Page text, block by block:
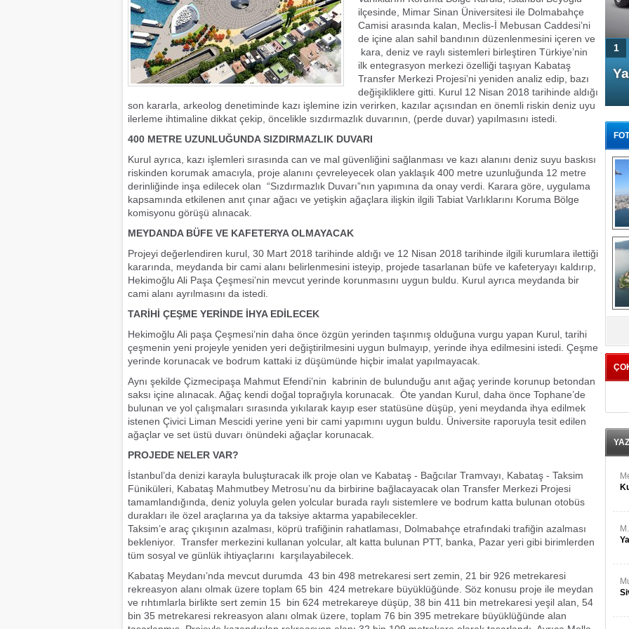
ilçesinde, Mimar Sinan Üniversitesi ile Dolmabahçe
Camisi arasında kalan, Meclis-İ Mebusan Caddesi’ni
de içine alan sahil bandının düzenlenmesini içeren ve
kara, deniz ve raylı sistemleri birleştiren Türkiye’nin
ilk entegrasyon merkezi özelliği taşıyan Kabataş
Transfer Merkezi Projesi’ni yeniden analiz edip, bazı
değişikliklere gitti. Kurul 12 Nisan 2018 tarihinde aldığı
son kararla, arkeolog denetiminde kazı işlemine izin verirken, kazılar açısından en önemli riskin deniz uyu
ilerleme ihtimaline dikkat çekip, öncelikle sızdırmazlık duvarının, (perde duvar) yapılmasını istedi.
400 METRE UZUNLUĞUNDA SIZDIRMAZLIK DUVARI
Kurul ayrıca, kazı işlemleri sırasında can ve mal güvenliğini sağlanması ve kazı alanını deniz suyu baskısı
riskinden korumak amacıyla, proje alanını çevreleyecek olan yaklaşık 400 metre uzunluğunda 12 metre
derinliğinde inşa edilecek olan “Sızdırmazlık Duvarı”nın yapımına da onay verdi. Karara göre, uygulama
kapsamında etkilenen anıt çınar ağacı ve yetişkin ağaçlara ilişkin ilgili Tabiat Varlıklarını Koruma Bölge
komisyonu görüşü alınacak.
MEYDANDA BÜFE VE KAFETERYA OLMAYACAK
Projeyi değerlendiren kurul, 30 Mart 2018 tarihinde aldığı ve 12 Nisan 2018 tarihinde ilgili kurumlara ilettiği
kararında, meydanda bir cami alanı belirlenmesini isteyip, projede tasarlanan büfe ve kafeteryayı kaldırıp,
Hekimoğlu Ali Paşa Çeşmesi’nin mevcut yerinde korunmasını uygun buldu. Kurul ayrıca meydanda bir
cami alanı ayrılmasını da istedi.
TARİHİ ÇEŞME YERİNDE İHYA EDİLECEK
Hekimoğlu Ali paşa Çeşmesi’nin daha önce özgün yerinden taşınmış olduğuna vurgu yapan Kurul, tarihi
çeşmenin yeni projeyle yeniden yeri değiştirilmesini uygun bulmayıp, yerinde ihya edilmesini istedi. Çeşme
yerinde korunacak ve bodrum kattaki iz düşümünde hiçbir imalat yapılmayacak.
Aynı şekilde Çizmecipaşa Mahmut Efendi’nin kabrinin de bulunduğu anıt ağaç yerinde korunup betondan
saksı içine alınacak. Ağaç kendi doğal toprağıyla korunacak. Öte yandan Kurul, daha önce Tophane’de
bulunan ve yol çalışmaları sırasında yıkılarak kayıp eser statüsüne düşüp, yeni meydanda ihya edilmek
istenen Çivici Liman Mescidi yerine yeni bir cami yapımını uygun buldu. Üniversite raporuyla tesit edilen
ağaçlar ve set üstü duvarı önündeki ağaçlar korunacak.
PROJEDE NELER VAR?
İstanbul’da denizi karayla buluşturacak ilk proje olan ve Kabataş - Bağcılar Tramvayı, Kabataş - Taksim
Füniküleri, Kabataş Mahmutbey Metrosu’nu da birbirine bağlacayacak olan Transfer Merkezi Projesi
tamamlandığında, deniz yoluyla gelen yolcular burada raylı sistemlere ve bodrum katta bulunan otobüs
durakları ile özel araçlarına ya da taksiye aktarma yapabilecekler.
Taksim’e araç çıkışının azalması, köprü trafiğinin rahatlaması, Dolmabahçe etrafındaki trafiğin azalması
bekleniyor. Transfer merkezini kullanan yolcular, alt katta bulunan PTT, banka, Pazar yeri gibi birimlerden
tüm sosyal ve günlük ihtiyaçlarını karşılayabilecek.
Kabataş Meydanı’nda mevcut durumda 43 bin 498 metrekaresi sert zemin, 21 bir 926 metrekaresi
rekreasyon alanı olmak üzere toplam 65 bin 424 metrekare büyüklüğünde. Söz konusu proje ile meydan
ve rıhtımlarla birlikte sert zemin 15 bin 624 metrekareye düşüp, 38 bin 411 bin metrekaresi yeşil alan, 54
bin 35 metrekaresi rekreasyon alanı olmak üzere, toplam 76 bin 395 metrekare büyüklüğünde alan
4 Kapılı AMG GT Coupe
Türkiye'de satışa çıktı
1